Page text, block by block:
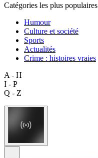
Catégories les plus populaires
Humour
Culture et société
Sports
Actualités
Crime : histoires vraies
A - H
I - P
Q - Z